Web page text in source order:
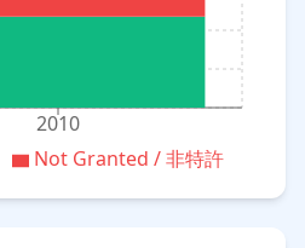
2010
Not Granted / 非特許